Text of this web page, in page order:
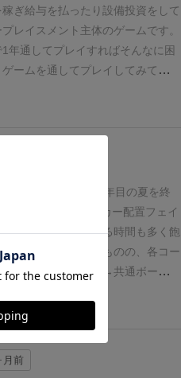
は少ないと感じたが、そうじゃな
する 3年プレイだと年をまたいで
あまり強くないように感じたので
たい 総じて面白いと思うので機会
ぎ給与を払ったり設備投資をして
レイスメント主体のゲームです。
年通してプレイすればそんなに困
ゲームを通してプレイしてみて思っ
うこと。ただ酒米を仕入れてお酒
の中の流行りを加味したり、蔵の
持続させるために製造、販売する
経営カードやイベントカードは基本
入しましょう。世界が変わりま
このゲームのために製造した日本
イしながら美味しい日本酒が飲め
。
超えて1年経過。4年目の夏を終
ンドの中でもワーカー配置フェイ
うかなと考えている時間も多く飽
順による優劣はあるものの、各コー
は少ないです。秋→共通ボード＋
位上。配置フェイズでワーカー小
たちはフェイズの終わりになると
長も含む)×3金を給料として支払い
済するのが基本です。最後まで
月前